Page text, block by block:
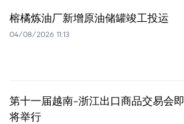
榕橘炼油厂新增原油储罐竣工投运
04/08/2026 11:13
第十一届越南-浙江出口商品交易会即
将举行